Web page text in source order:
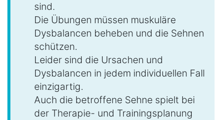
sind.
Die Übungen müssen muskuläre
Dysbalancen beheben und die Sehnen
schützen.
Leider sind die Ursachen und
Dysbalancen in jedem individuellen Fall
einzigartig.
Auch die betroffene Sehne spielt bei
der Therapie- und Trainingsplanung